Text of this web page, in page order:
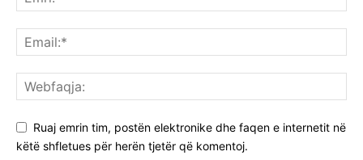
Ruaj emrin tim, postën elektronike dhe faqen e internetit në
këtë shfletues për herën tjetër që komentoj.